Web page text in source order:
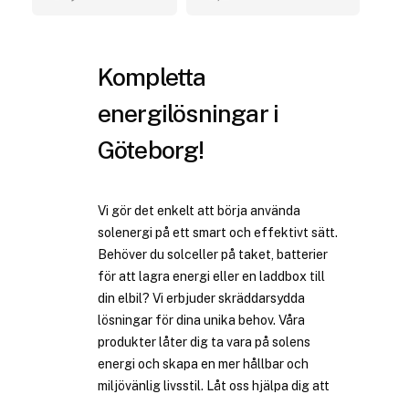
Kompletta
energilösningar i
Göteborg!
Vi gör det enkelt att börja använda
solenergi på ett smart och effektivt sätt.
Behöver du solceller på taket, batterier
för att lagra energi eller en laddbox till
din elbil? Vi erbjuder skräddarsydda
lösningar för dina unika behov. Våra
produkter låter dig ta vara på solens
energi och skapa en mer hållbar och
miljövänlig livsstil. Låt oss hjälpa dig att